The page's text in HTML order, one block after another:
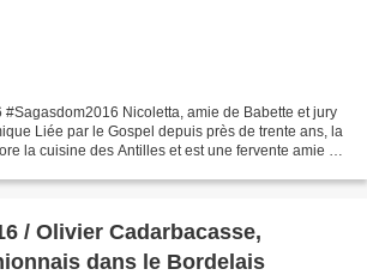
#Sagasdom2016 Nicoletta, amie de Babette et jury
Liée par le Gospel depuis près de trente ans, la
la cuisine des Antilles et est une fervente amie de
/ Olivier Cadarbacasse,
dans le Bordelais